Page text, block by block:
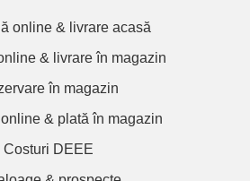
online & livrare acasă
& livrare în magazin
în magazin
& plată în magazin
Costuri DEEE